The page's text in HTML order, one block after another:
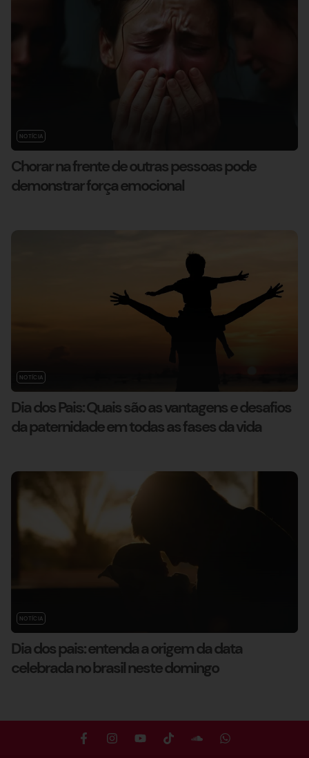
NOTÍCIA
Chorar na frente de outras pessoas pode
demonstrar força emocional
NOTÍCIA
Dia dos Pais: Quais são as vantagens e desafios
da paternidade em todas as fases da vida
NOTÍCIA
Dia dos pais: entenda a origem da data
celebrada no brasil neste domingo